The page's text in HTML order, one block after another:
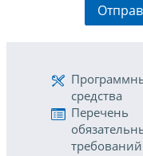
средства
Перечень
требований